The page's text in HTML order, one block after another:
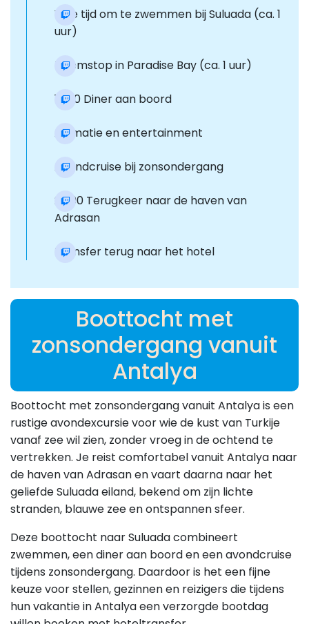
Vrije tijd om te zwemmen bij Suluada (ca. 1
uur)
Zwemstop in Paradise Bay (ca. 1 uur)
18:00 Diner aan boord
Animatie en entertainment
Avondcruise bij zonsondergang
20:00 Terugkeer naar de haven van
Adrasan
Transfer terug naar het hotel
Boottocht met
zonsondergang vanuit
Antalya
Boottocht met zonsondergang vanuit Antalya is een
rustige avondexcursie voor wie de kust van Turkije
vanaf zee wil zien, zonder vroeg in de ochtend te
vertrekken. Je reist comfortabel vanuit Antalya naar
de haven van Adrasan en vaart daarna naar het
geliefde Suluada eiland, bekend om zijn lichte
stranden, blauwe zee en ontspannen sfeer.
Deze boottocht naar Suluada combineert
zwemmen, een diner aan boord en een avondcruise
tijdens zonsondergang. Daardoor is het een fijne
keuze voor stellen, gezinnen en reizigers die tijdens
hun vakantie in Antalya een verzorgde bootdag